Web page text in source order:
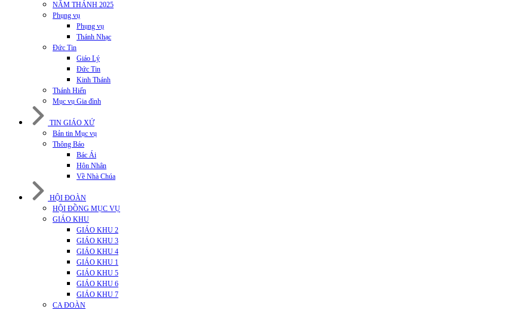
NĂM THÁNH 2025
Phụng vụ
Phụng vụ
Thánh Nhạc
Đức Tin
Giáo Lý
Đức Tin
Kinh Thánh
Thánh Hiến
Mục vụ Gia đình
TIN GIÁO XỨ
Bản tin Mục vụ
Thông Báo
Bác Ái
Hôn Nhân
Về Nhà Chúa
HỘI ĐOÀN
HỘI ĐỒNG MỤC VỤ
GIÁO KHU
GIÁO KHU 2
GIÁO KHU 3
GIÁO KHU 4
GIÁO KHU 1
GIÁO KHU 5
GIÁO KHU 6
GIÁO KHU 7
CA ĐOÀN